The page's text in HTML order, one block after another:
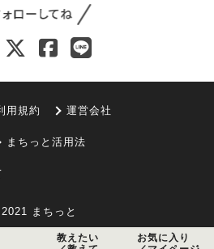
用規約 運営会社
まちっと活用法
まちっと
教えたい
お気に入り